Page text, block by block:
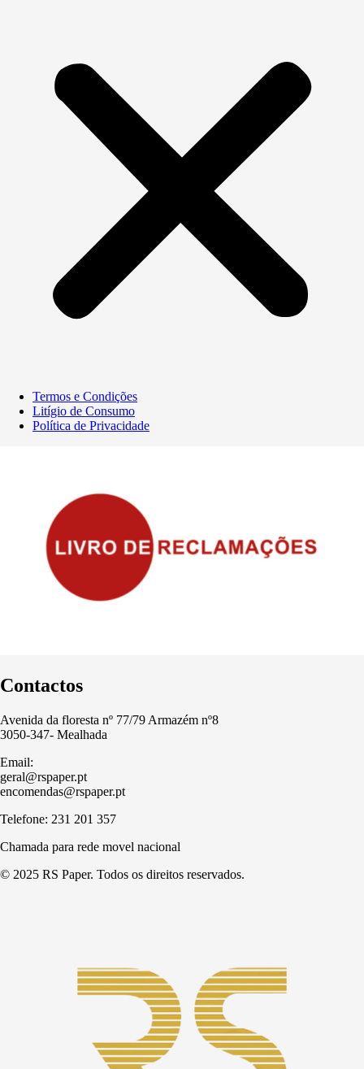
Termos e Condições
Litígio de Consumo
Política de Privacidade
Contactos
Avenida da floresta nº 77/79 Armazém nº8
3050-347- Mealhada
Email:
geral@rspaper.pt
encomendas@rspaper.pt
Telefone: 231 201 357
Chamada para rede movel nacional
© 2025 RS Paper. Todos os direitos reservados.